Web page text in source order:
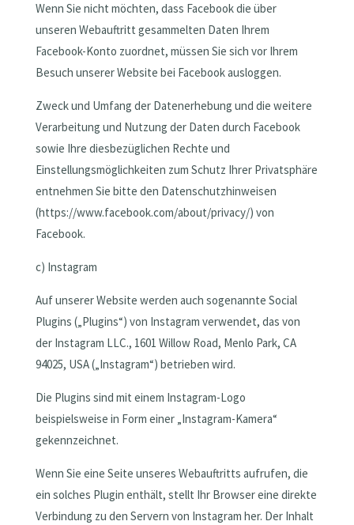
Wenn Sie nicht möchten, dass Facebook die über
unseren Webauftritt gesammelten Daten Ihrem
Facebook-Konto zuordnet, müssen Sie sich vor Ihrem
Besuch unserer Website bei Facebook ausloggen.
Zweck und Umfang der Datenerhebung und die weitere
Verarbeitung und Nutzung der Daten durch Facebook
sowie Ihre diesbezüglichen Rechte und
Einstellungsmöglichkeiten zum Schutz Ihrer Privatsphäre
entnehmen Sie bitte den Datenschutzhinweisen
(https://www.facebook.com/about/privacy/) von
Facebook.
c) Instagram
Auf unserer Website werden auch sogenannte Social
Plugins („Plugins“) von Instagram verwendet, das von
der Instagram LLC., 1601 Willow Road, Menlo Park, CA
94025, USA („Instagram“) betrieben wird.
Die Plugins sind mit einem Instagram-Logo
beispielsweise in Form einer „Instagram-Kamera“
gekennzeichnet.
Wenn Sie eine Seite unseres Webauftritts aufrufen, die
ein solches Plugin enthält, stellt Ihr Browser eine direkte
Verbindung zu den Servern von Instagram her. Der Inhalt